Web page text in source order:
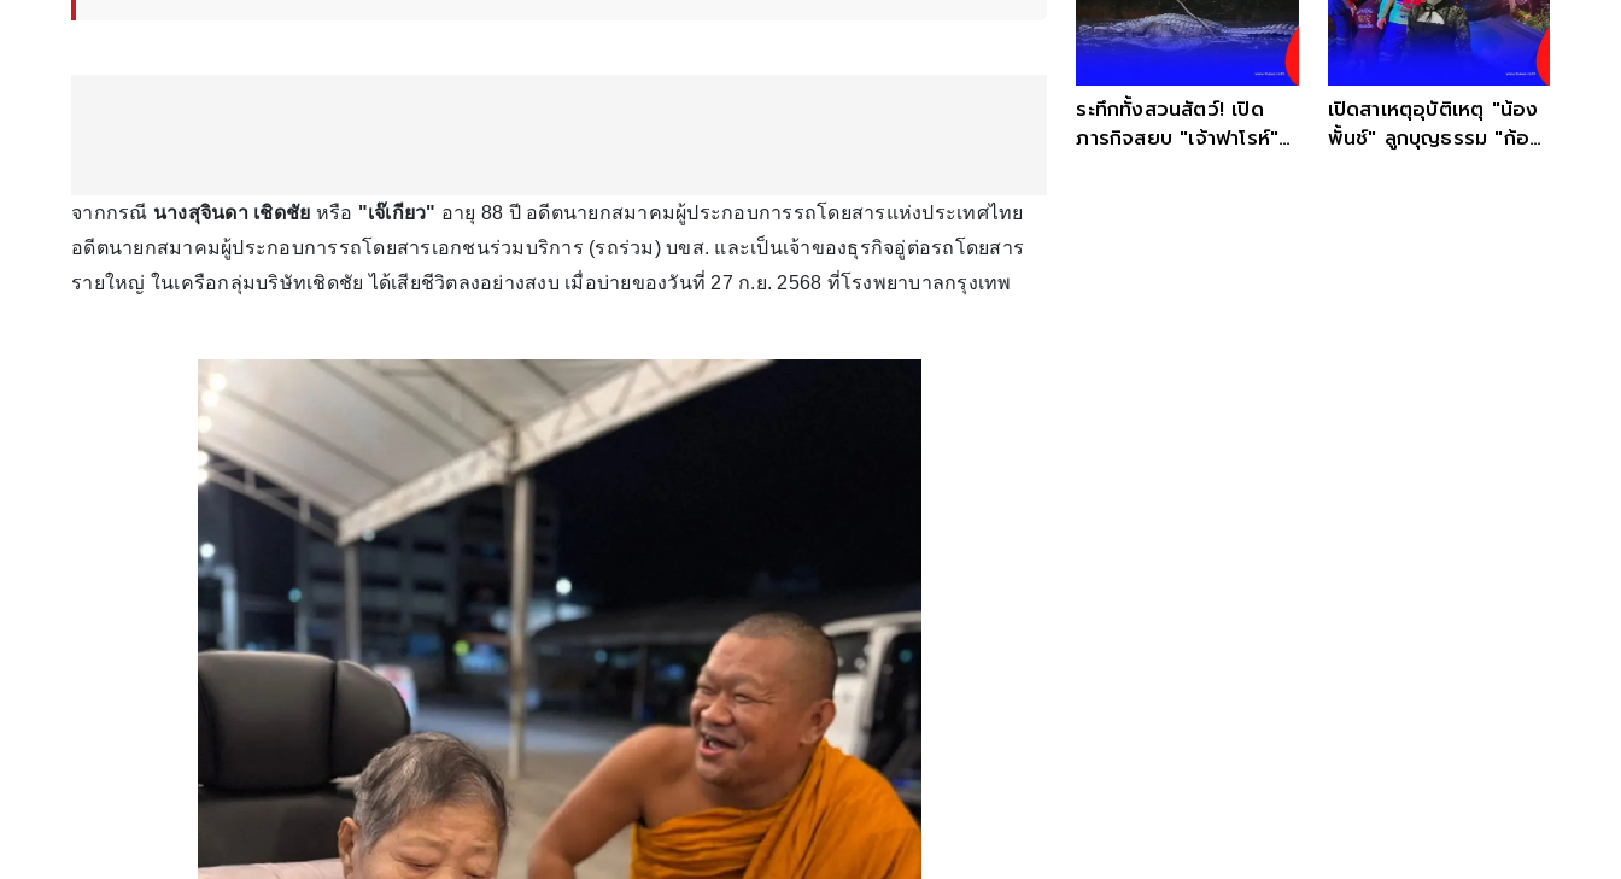
จากกรณี นางสุจินดา เชิดชัย หรือ "เจ๊เกียว" อายุ 88 ปี อดีตนายกสมาคมผู้ประกอบการรถโดยสารแห่งประเทศไทย
อดีตนายกสมาคมผู้ประกอบการรถโดยสารเอกชนร่วมบริการ (รถร่วม) บขส. และเป็นเจ้าของธุรกิจอู่ต่อรถโดยสาร
รายใหญ่ ในเครือกลุ่มบริษัทเชิดชัย ได้เสียชีวิตลงอย่างสงบ เมื่อบ่ายของวันที่ 27 ก.ย. 2568 ที่โรงพยาบาลกรุงเทพ
ระทึกทั้งสวนสัตว์! เปิด
ภารกิจสยบ "เจ้าฟาโรห์"
เปิดสาเหตุอุบัติเหตุ "น้อง
พั้นช์" ลูกบุญธรรม "ก้อง